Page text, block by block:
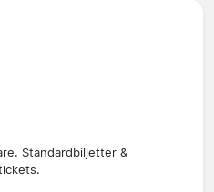
Standardbiljetter &